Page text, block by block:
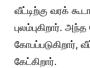
வீட்டிற்கு வரக்
புலம்புகிறார்.
கோபப்படுகிறார்,
கேட்கிறார்.